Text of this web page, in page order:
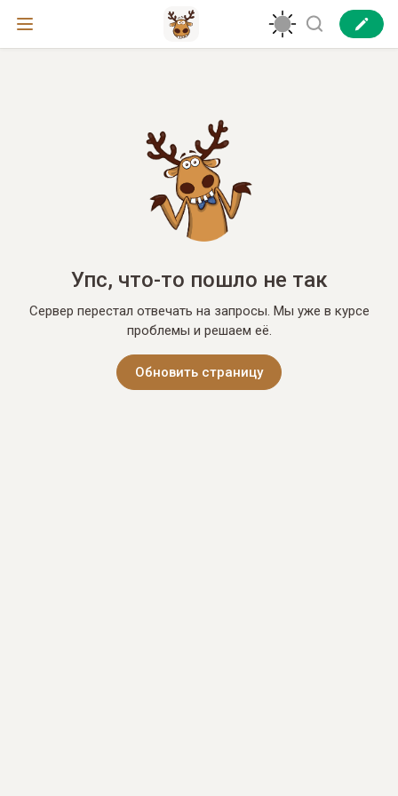
Упс, что-то пошло не так
Сервер перестал отвечать на запросы. Мы уже в курсе
проблемы и решаем её.
Обновить страницу